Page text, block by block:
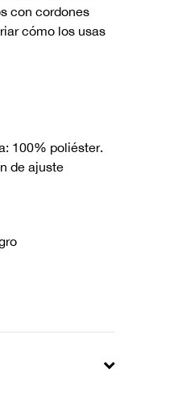
con cordones
cómo los usas
100% poliéster.
de ajuste